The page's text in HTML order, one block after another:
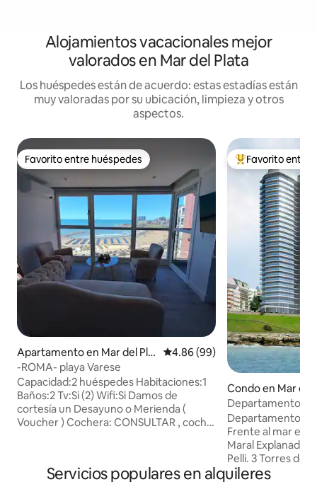
Alojamientos vacacionales mejor
valorados en Mar del Plata
Los huéspedes están de acuerdo: estas estadías están
muy valoradas por su ubicación, limpieza y otros
aspectos.
Favorito entre huéspedes
Favorito entre huéspedes
Apartamento en Mar del Plat
a
Calificación promedio: 4.86 de
4.86 (99)
-ROMA- playa Varese
Capacidad:2 huéspedes Habitaciones:1
Baños:2 Tv:Si (2) Wifi:Si Damos de
cortesía un Desayuno o Merienda (
Voucher ) Cochera: CONSULTAR , coche
por el ancho) Tenemos para ofrecerte
Favorito entre
Favorito entre
Condo en Mar del
Departamento
Departamento
Frente al mar en
Maral Explanada,
Pelli. 3 Torres de
balcones
Servicios populares en alquileres